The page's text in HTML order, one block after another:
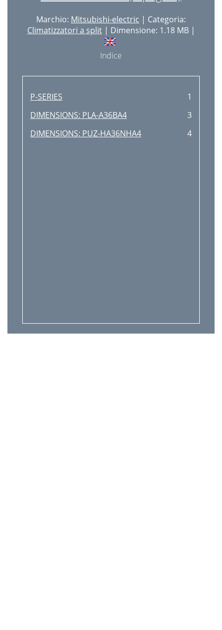
Marchio: Mitsubishi-electric | Categoria:
Climatizzatori a split| Dimensione: 1.18 MB |
Indice
P-SERIES
1
DIMENSIONS: PLA-A36BA4
3
DIMENSIONS: PUZ-HA36NHA4
4